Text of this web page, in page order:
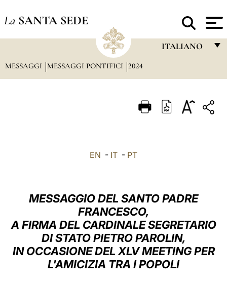
La SANTA SEDE
ITALIANO
ITALIANO
العربيّة
中文
LATINE
MESSAGGI MESSAGGI PONTIFICI 2024
EN - IT - PT
MESSAGGIO DEL SANTO PADRE
FRANCESCO,
A FIRMA DEL CARDINALE SEGRETARIO
DI STATO PIETRO PAROLIN,
IN OCCASIONE DEL XLV MEETING PER
L'AMICIZIA TRA I POPOLI